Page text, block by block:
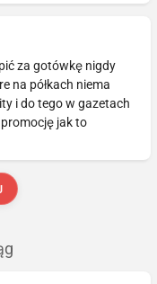
za gotówkę nigdy
na półkach niema
i do tego w gazetach
jak to